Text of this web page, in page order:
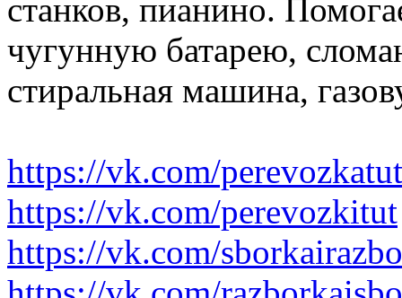
станков, пианино.
чугунную батарею,
стиральная машина,
https://vk.com/perevozkatut
https://vk.com/perevozkitut
https://vk.com/